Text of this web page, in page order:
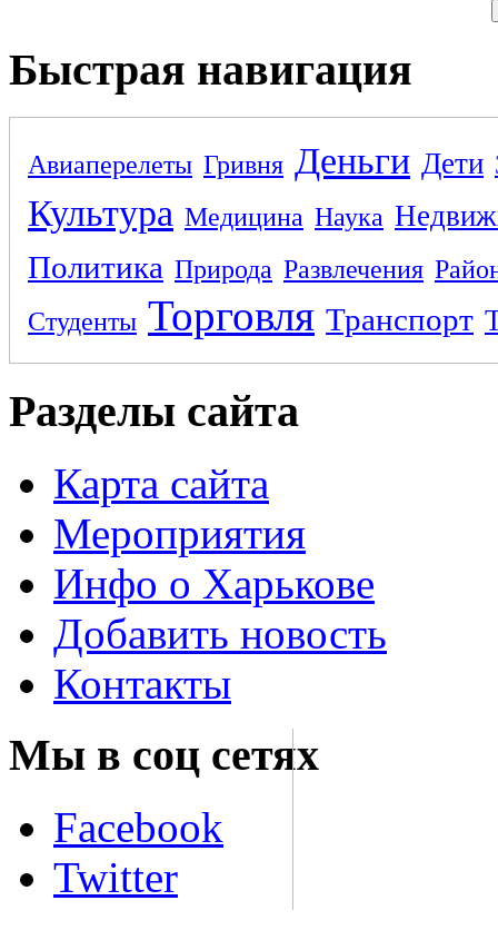
Быстрая навигация
Авиаперелеты Гривня Деньги Дети
Культура Медицина Наука
Политика Природа Развлечения
Студенты Торговля Транспорт
Разделы сайта
Карта сайта
Мероприятия
Инфо о Харькове
Добавить новость
Контакты
Мы в соц сетях
Facebook
Twitter